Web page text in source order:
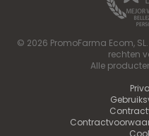
© 2026 PromoFarma Ecom,
rechten
Alle